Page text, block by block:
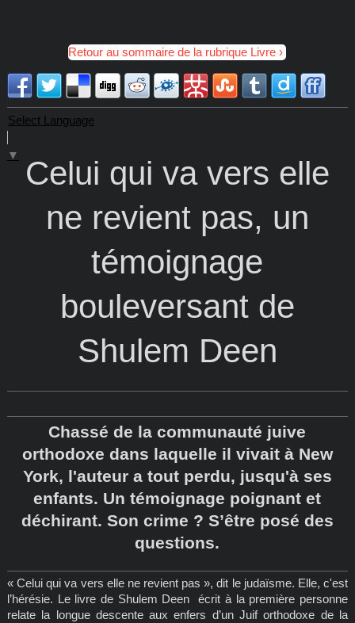
Retour au sommaire de la rubrique Livre
Select Language
▼
Celui qui va vers elle
ne revient pas, un
témoignage
bouleversant de
Shulem Deen
Chassé de la communauté juive
orthodoxe dans laquelle il vivait à New
York, l'auteur a tout perdu, jusqu'à ses
enfants. Un témoignage poignant et
déchirant. Son crime ? S’être posé des
questions.
« Celui qui va vers elle ne revient pas », dit le judaïsme. Elle, c'est
l’hérésie. Le livre de Shulem Deen écrit à la première personne
relate la longue descente aux enfers d’un Juif orthodoxe de la